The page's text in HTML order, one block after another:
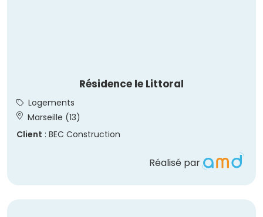
Résidence le Littoral
Logements
Marseille (13)
Client : BEC Construction
Réalisé par